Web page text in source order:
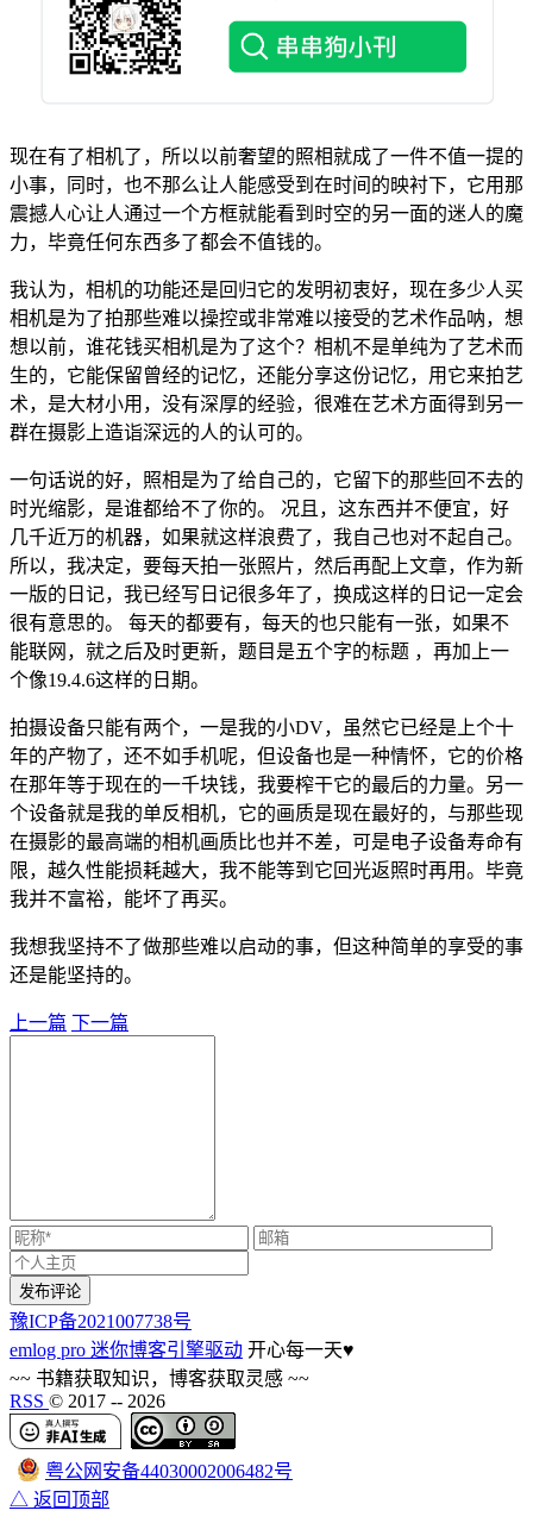
现在有了相机了，所以以前奢望的照相就成了一件不值一提的
小事，同时，也不那么让人能感受到在时间的映衬下，它用那
震撼人心让人通过一个方框就能看到时空的另一面的迷人的魔
力，毕竟任何东西多了都会不值钱的。
我认为，相机的功能还是回归它的发明初衷好，现在多少人买
相机是为了拍那些难以操控或非常难以接受的艺术作品呐，想
想以前，谁花钱买相机是为了这个？相机不是单纯为了艺术而
生的，它能保留曾经的记忆，还能分享这份记忆，用它来拍艺
术，是大材小用，没有深厚的经验，很难在艺术方面得到另一
群在摄影上造诣深远的人的认可的。
一句话说的好，照相是为了给自己的，它留下的那些回不去的
时光缩影，是谁都给不了你的。 况且，这东西并不便宜，好
几千近万的机器，如果就这样浪费了，我自己也对不起自己。
所以，我决定，要每天拍一张照片，然后再配上文章，作为新
一版的日记，我已经写日记很多年了，换成这样的日记一定会
很有意思的。 每天的都要有，每天的也只能有一张，如果不
能联网，就之后及时更新，题目是五个字的标题 ，再加上一
个像19.4.6这样的日期。
拍摄设备只能有两个，一是我的小DV，虽然它已经是上个十
年的产物了，还不如手机呢，但设备也是一种情怀，它的价格
在那年等于现在的一千块钱，我要榨干它的最后的力量。另一
个设备就是我的单反相机，它的画质是现在最好的，与那些现
在摄影的最高端的相机画质比也并不差，可是电子设备寿命有
限，越久性能损耗越大，我不能等到它回光返照时再用。毕竟
我并不富裕，能坏了再买。
我想我坚持不了做那些难以启动的事，但这种简单的享受的事
还是能坚持的。
上一篇 下一篇
豫ICP备2021007738号
emlog pro 迷你博客引擎驱动 开心每一天♥
~~ 书籍获取知识，博客获取灵感 ~~
RSS © 2017 -- 2026
粤公网安备44030002006482号
△ 返回顶部